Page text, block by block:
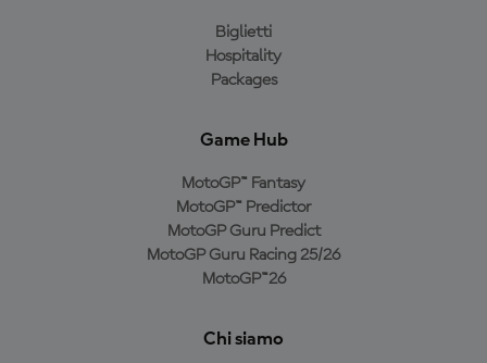
Biglietti
Hospitality
Packages
Game Hub
MotoGP™ Fantasy
MotoGP™ Predictor
MotoGP Guru Predict
MotoGP Guru Racing 25/26
MotoGP™26
Chi siamo